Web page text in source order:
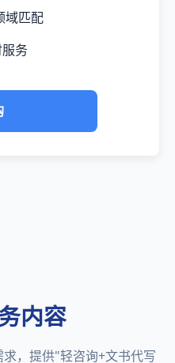
域匹配
务
内容
，提供"轻咨询+文书代写